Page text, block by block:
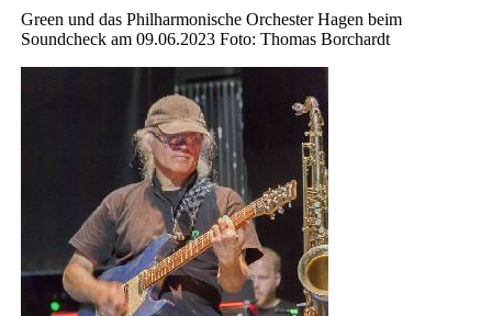
Green und das Philharmonische Orchester Hagen beim
Soundcheck am 09.06.2023 Foto: Thomas Borchardt